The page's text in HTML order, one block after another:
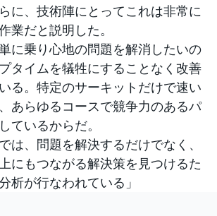
に、技術陣にとってこれは非常に
業だと説明した。
に乗り心地の問題を解消したいの
タイムを犠牲にすることなく改善
る。特定のサーキットだけで速い
あらゆるコースで競争力のあるパ
ているからだ。
は、問題を解決するだけでなく、
にもつながる解決策を見つけるた
析が行なわれている」